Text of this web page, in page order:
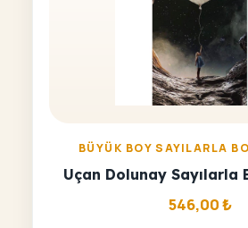
BÜYÜK BOY SAYILARLA
Uçan Dolunay Sayılarla
546,00₺